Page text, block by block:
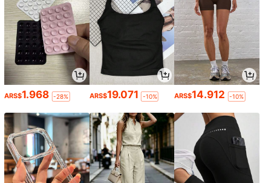
ARS$1.968 -28% ARS$19.071 -10% ARS$14.912 -10%